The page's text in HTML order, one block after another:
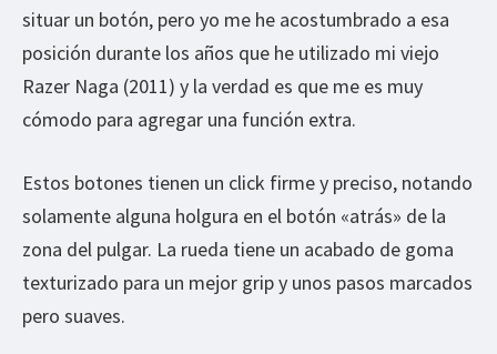
situar un botón, pero yo me he acostumbrado a esa
posición durante los años que he utilizado mi viejo
Razer Naga (2011) y la verdad es que me es muy
cómodo para agregar una función extra.
Estos botones tienen un click firme y preciso, notando
solamente alguna holgura en el botón «atrás» de la
zona del pulgar. La rueda tiene un acabado de goma
texturizado para un mejor grip y unos pasos marcados
pero suaves.